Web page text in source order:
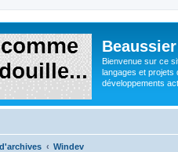
Bienvenue sur ce
langages et projets
développements
Windev